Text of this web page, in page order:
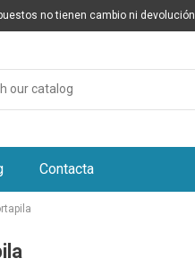
no tienen cambio ni devolución
Contacta